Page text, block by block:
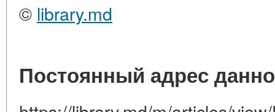
© library.md
Постоянный адрес